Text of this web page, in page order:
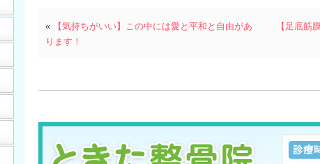
【足底筋
«
【気持ちがいい】この中には愛と平和と自由があ
ります！